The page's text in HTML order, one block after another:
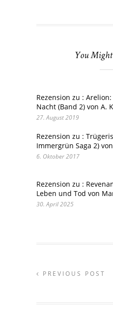
You
Rezension zu :
Nacht (Band 2) von A.
27. August 2019
Rezension zu :
Immergrün Saga 2)
6. Oktober 2017
Rezension zu :
Leben und Tod von
30. April 2025
PREVIOUS POST